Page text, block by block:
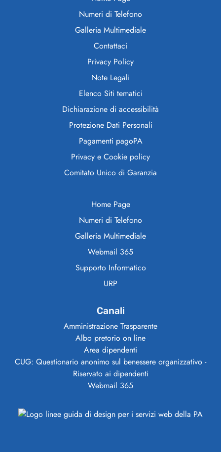
Numeri di Telefono
Galleria Multimediale
Contattaci
Privacy Policy
Note Legali
Elenco Siti tematici
Dichiarazione di accessibilità
Protezione Dati Personali
Pagamenti pagoPA
Privacy e Cookie policy
Comitato Unico di Garanzia
Home Page
Numeri di Telefono
Galleria Multimediale
Webmail 365
Supporto Informatico
URP
Canali
Amministrazione Trasparente
Albo pretorio on line
Area dipendenti
CUG: Questionario anonimo sul benessere organizzativo -
Riservato ai dipendenti
Webmail 365